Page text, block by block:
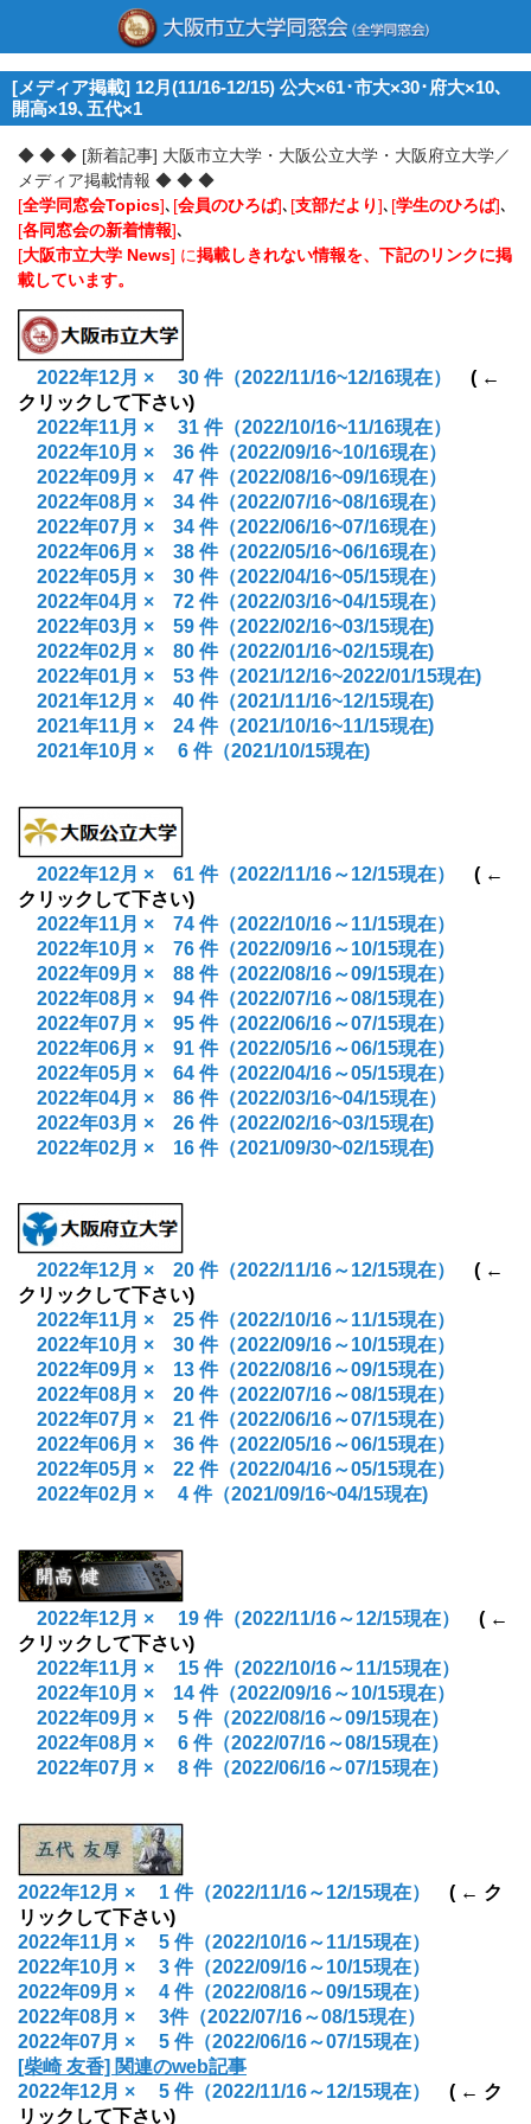
[メディア掲載] 12月(11/16-12/15) 公大×61･市大×30･府大×10､
開高×19､五代×1
◆ ◆ ◆ [新着記事] 大阪市立大学・大阪公立大学・大阪府立大学／
メディア掲載情報 ◆ ◆ ◆
[全学同窓会Topics]､ [会員のひろば]､ [支部だより]､ [学生のひろば]､
[各同窓会の新着情報]､
[大阪市立大学 News] に掲載しきれない情報を、下記のリンクに掲
載しています。
2022年12月 × 30 件（2022/11/16~12/16現在）
( ←
クリックして下さい)
2022年11月 ×
31 件（2022/10/16~11/16現在）
2022年10月 × 36 件（2022/09/16~10/16現在）
2022年09月 × 47 件（2022/08/16~09/16現在）
2022年08月 × 34 件（2022/07/16~08/16現在）
2022年07月 × 34 件（2022/06/16~07/16現在）
2022年06月 × 38 件（2022/05/16~06/16現在）
2022年05月 × 30 件（2022/04/16~05/15現在）
2022年04月 × 72 件（2022/03/16~04/15現在）
2022年03月 × 59 件（2022/02/16~03/15現在)
2022年02月 × 80 件（2022/01/16~02/15現在)
2022年01月 × 53 件（2021/12/16~2022/01/15現在)
2021年12月 × 40 件（2021/11/16~12/15現在)
2021年11月 × 24 件（2021/10/16~11/15現在)
2021年10月 × 6 件（2021/10/15現在)
2022年12月 × 61 件（2022/11/16～12/15現在）
( ←
クリックして下さい)
2022年11月 × 74 件（2022/10/16～11/15現在）
2022年10月 × 76 件（2022/09/16～10/15現在）
2022年09月 × 88 件（2022/08/16～09/15現在）
2022年08月 × 94 件（2022/07/16～08/15現在）
2022年07月 × 95 件（2022/06/16～07/15現在）
2022年06月 × 91 件（2022/05/16～06/15現在）
2022年05月 × 64 件（2022/04/16～05/15現在）
2022年04月 × 86 件（2022/03/16~04/15現在）
2022年03月 × 26 件（2022/02/16~03/15現在)
2022年02月 × 16 件（2021/09/30~02/15現在)
2022年12月 × 20 件（2022/11/16～12/15現在）
( ←
クリックして下さい)
2022年11月 × 25 件（2022/10/16～11/15現在）
2022年10月 × 30 件（2022/09/16～10/15現在）
2022年09月 × 13 件（2022/08/16～09/15現在）
2022年08月 × 20 件（2022/07/16～08/15現在）
2022年07月 × 21 件（2022/06/16～07/15現在）
2022年06月 × 36 件（2022/05/16～06/15現在）
2022年05月 × 22 件（2022/04/16～05/15現在）
2022年02月 × 4 件（2021/09/16~04/15現在)
2022年12月 × 19 件（2022/11/16～12/15現在）
( ←
クリックして下さい)
2022年11月 × 15 件（2022/10/16～11/15現在）
2022年10月 × 14 件（2022/09/16～10/15現在）
2022年09月 × 5 件（2022/08/16～09/15現在）
2022年08月 × 6 件（2022/07/16～08/15現在）
2022年07月 × 8 件（2022/06/16～07/15現在）
2022年12月 × 1 件（2022/11/16～12/15現在）
( ← ク
リックして下さい)
2022年11月 × 5 件（2022/10/16～11/15現在）
2022年10月 × 3 件（2022/09/16～10/15現在）
2022年09月 × 4 件（2022/08/16～09/15現在）
2022年08月 × 3件（2022/07/16～08/15現在）
2022年07月 × 5 件（2022/06/16～07/15現在）
[柴崎 友香] 関連のweb記事
2022年12月 × 5 件（2022/11/16～12/15現在）
( ← ク
リックして下さい)